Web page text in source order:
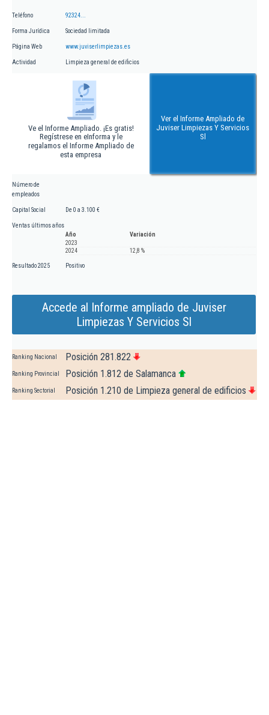
Teléfono 92324...
Forma Jurídica Sociedad limitada
Página Web www.juviserlimpiezas.es
Actividad Limpieza general de edificios
Ve el Informe Ampliado. ¡Es gratis!
Regístrese en eInforma y le
regalamos el Informe Ampliado de
esta empresa
Ver el Informe Ampliado de
Juviser Limpiezas Y Servicios
Sl
Número de
empleados
Capital Social De 0 a 3.100 €
Ventas últimos años
Año
Variación
2023
2024
12,8 %
Resultado 2025 Positivo
Accede al Informe ampliado de Juviser
Limpiezas Y Servicios Sl
Ranking Nacional Posición 281.822
Ranking Provincial Posición 1.812 de Salamanca
Ranking Sectorial Posición 1.210 de Limpieza general de edificios